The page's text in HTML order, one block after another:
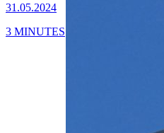
31.05.2024
3 MINUTES